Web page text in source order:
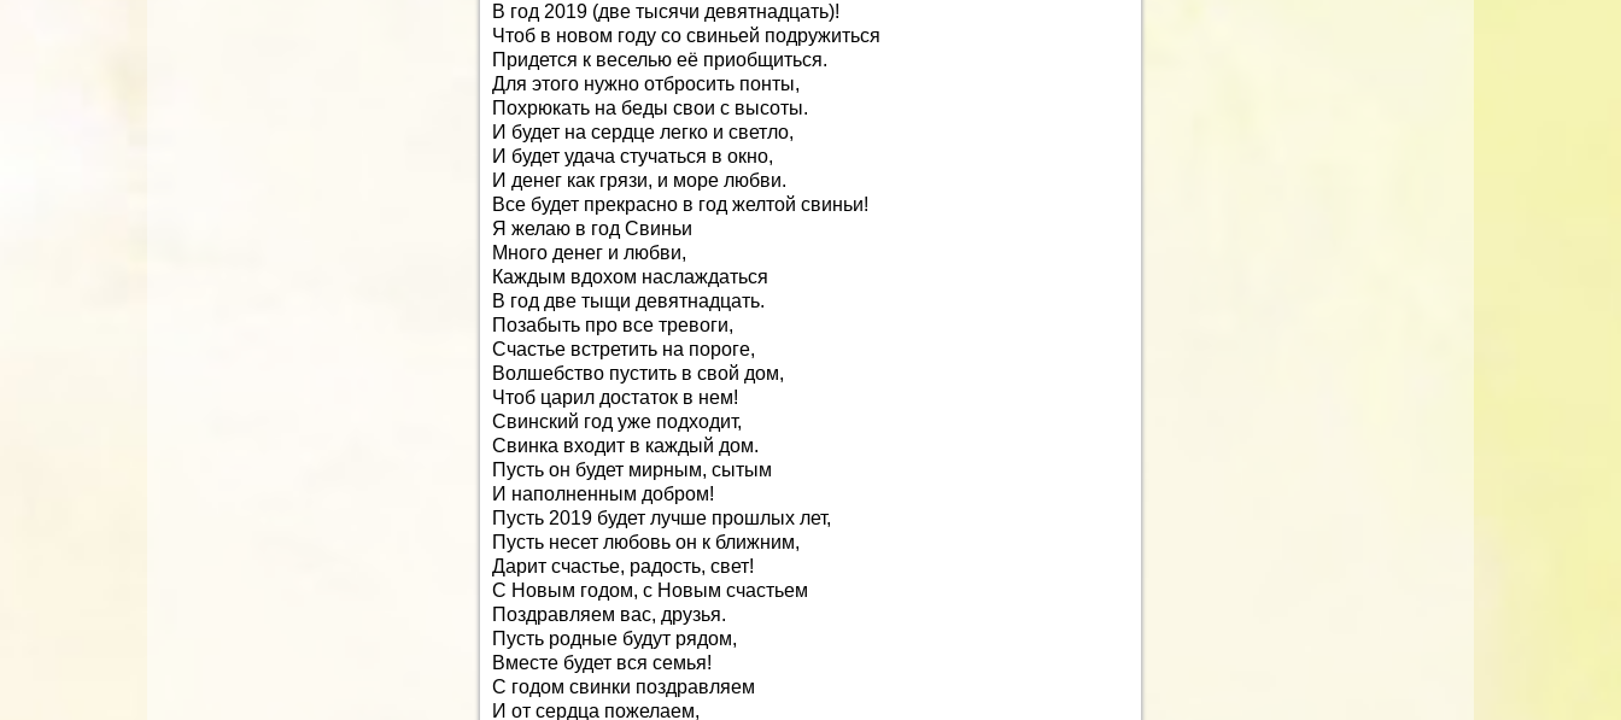
В год 2019 (две тысячи девятнадцать)!
Чтоб в новом году со свиньей подружиться
Придется к веселью её приобщиться.
Для этого нужно отбросить понты,
Похрюкать на беды свои с высоты.
И будет на сердце легко и светло,
И будет удача стучаться в окно,
И денег как грязи, и море любви.
Все будет прекрасно в год желтой свиньи!
Я желаю в год Свиньи
Много денег и любви,
Каждым вдохом наслаждаться
В год две тыщи девятнадцать.
Позабыть про все тревоги,
Счастье встретить на пороге,
Волшебство пустить в свой дом,
Чтоб царил достаток в нем!
Свинский год уже подходит,
Свинка входит в каждый дом.
Пусть он будет мирным, сытым
И наполненным добром!
Пусть 2019 будет лучше прошлых лет,
Пусть несет любовь он к ближним,
Дарит счастье, радость, свет!
С Новым годом, с Новым счастьем
Поздравляем вас, друзья.
Пусть родные будут рядом,
Вместе будет вся семья!
С годом свинки поздравляем
И от сердца пожелаем,